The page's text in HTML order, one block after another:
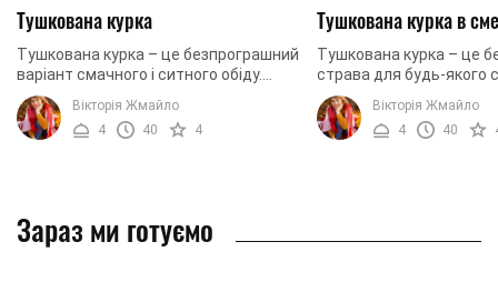
Тушкована курка
Тушкована курка – це безпрограшний
варіант смачного і ситного обіду.
Зазвичай курку готувати дуже
просто і практично неможливо
зіпсувати. Саме з ...
Вікторія Жмайло
4
40 4
Тушкована курка в
Тушкована курка – це
страва для будь-якого
Зіпсувати курку
неможливо, готується
не вимагає особливих ...
Вікторія Жмайло
4
40
Зараз ми готуємо